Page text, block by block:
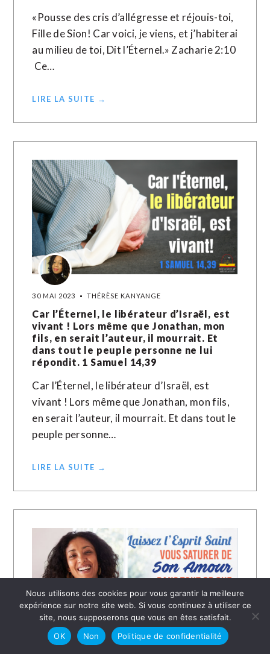
«Pousse des cris d’allégresse et réjouis-toi,
Fille de Sion! Car voici, je viens, et j’habiterai
au milieu de toi, Dit l’Éternel.» Zacharie‬ ‭2‬:‭10‬
‭ Ce…
LIRE LA SUITE →
30 MAI 2023 THÉRÈSE KANYANGE
Car l’Éternel, le libérateur d’Israël, est
vivant ! Lors même que Jonathan, mon
fils, en serait l’auteur, il mourrait. Et
dans tout le peuple personne ne lui
répondit. 1 Samuel 14,39
Car l’Éternel, le libérateur d’Israël, est
vivant ! Lors même que Jonathan, mon fils,
en serait l’auteur, il mourrait. Et dans tout le
peuple personne…
LIRE LA SUITE →
Nous utilisons des cookies pour vous garantir la meilleure
expérience sur notre site web. Si vous continuez à utiliser ce
site, nous supposerons que vous en êtes satisfait.
OK
Non Politique de confidentialité